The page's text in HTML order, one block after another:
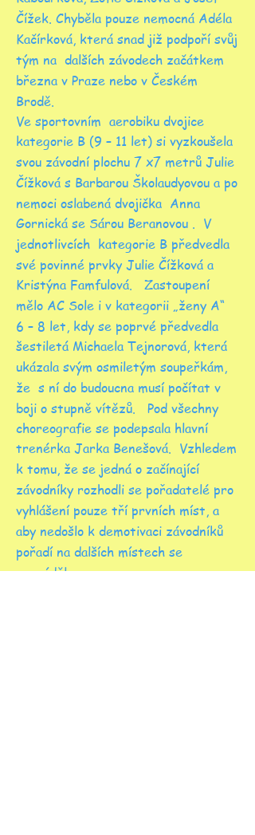
Čížek. Chyběla pouze nemocná Adéla
Kačírková, která snad již podpoří svůj
tým na dalších závodech začátkem
března v Praze nebo v Českém
Brodě.
Ve sportovním aerobiku dvojice
kategorie B (9 – 11 let) si vyzkoušela
svou závodní plochu 7 x7 metrů Julie
Čížková s Barbarou Školaudyovou a po
nemoci oslabená dvojička Anna
Gornická se Sárou Beranovou . V
jednotlivcích kategorie B předvedla
své povinné prvky Julie Čížková a
Kristýna Famfulová. Zastoupení
mělo AC Sole i v kategorii „ženy A“
6 – 8 let, kdy se poprvé předvedla
šestiletá Michaela Tejnorová, která
ukázala svým osmiletým soupeřkám,
že s ní do budoucna musí počítat v
boji o stupně vítězů. Pod všechny
choreografie se podepsala hlavní
trenérka Jarka Benešová. Vzhledem
k tomu, že se jedná o začínající
závodníky rozhodli se pořadatelé pro
vyhlášení pouze tří prvních míst, a
aby nedošlo k demotivaci závodníků
pořadí na dalších místech se
neuváděla.